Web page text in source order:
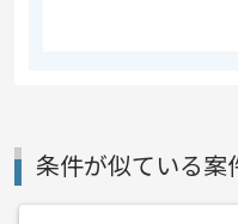
条件が似ている案